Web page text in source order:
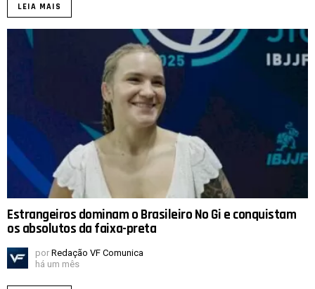
LEIA MAIS
Estrangeiros dominam o Brasileiro No Gi e conquistam
os absolutos da faixa-preta
por Redação VF Comunica
há um mês